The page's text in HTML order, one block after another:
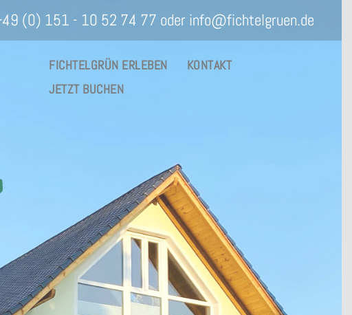
(0) 151 - 10 52 74 77 oder info@fichtelgruen.de
FICHTELGRÜN ERLEBEN
KONTAKT
JETZT BUCHEN